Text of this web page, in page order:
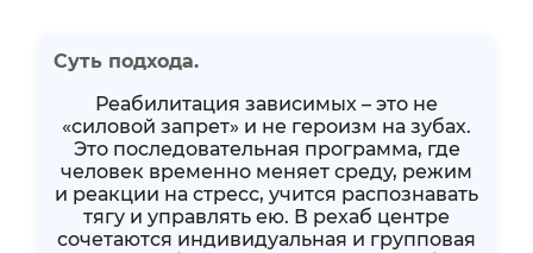
Суть подхода.
Реабилитация зависимых – это не
«силовой запрет» и не героизм на зубах.
Это последовательная программа, где
человек временно меняет среду, режим
и реакции на стресс, учится распознавать
тягу и управлять ею. В рехаб центре
сочетаются индивидуальная и групповая